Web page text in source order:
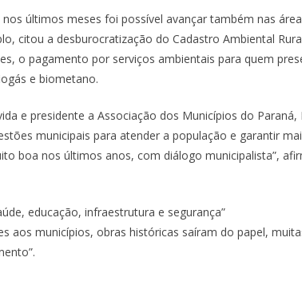
últimos meses foi possível avançar também nas
citou a desburocratização do Cadastro Ambiental
o pagamento por serviços ambientais para quem
e biometano.
e presidente a Associação dos Municípios do Paraná,
municipais para atender a população e garantir
boa nos últimos anos, com diálogo municipalista”,
educação, infraestrutura e segurança”
aos municípios, obras históricas saíram do papel,